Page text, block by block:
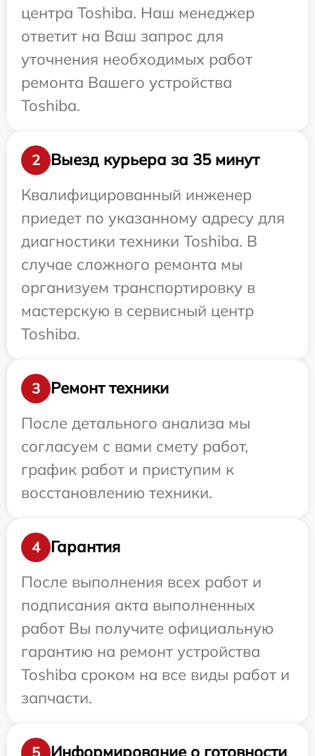
центра Toshiba. Наш менеджер
ответит на Ваш запрос для
уточнения необходимых работ
ремонта Вашего устройства
Toshiba.
2
Выезд курьера за 35 минут
Квалифицированный инженер
приедет по указанному адресу для
диагностики техники Toshiba. В
случае сложного ремонта мы
организуем транспортировку в
мастерскую в сервисный центр
Toshiba.
3
Ремонт техники
После детального анализа мы
согласуем с вами смету работ,
график работ и приступим к
восстановлению техники.
4
Гарантия
После выполнения всех работ и
подписания акта выполненных
работ Вы получите официальную
гарантию на ремонт устройства
Toshiba сроком на все виды работ и
запчасти.
5 Информирование о готовности